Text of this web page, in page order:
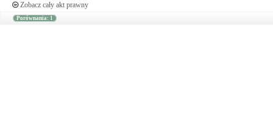
Zobacz cały akt prawny
Porównania: 1